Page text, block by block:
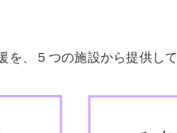
、５つの施設から提供して